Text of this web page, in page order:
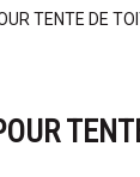
TENTE DE